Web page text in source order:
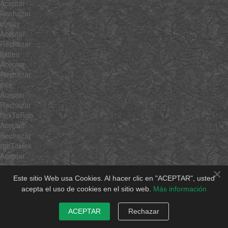
×
Este sitio Web usa Cookies. Al hacer clic en "ACEPTAR", usted
acepta el uso de cookies en el sitio web. Más información
ACEPTAR Rechazar
Aceptar
Rechazar
empty
Aceptar
Rechazar
flatten
Aceptar
Rechazar
pick
Aceptar
Rechazar
hexToRgb
Aceptar
Rechazar
rgbToHex
Aceptar
Rechazar
Aceptar